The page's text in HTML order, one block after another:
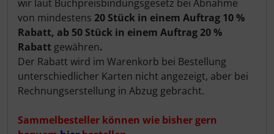
wir laut Buchpreisbindungsgesetz bei Abnahme
von mindestens 20 Stück in einem Auftrag 10 %
Rabatt, ab 50 Stück in einem Auftrag 20 %
Rabatt gewähren.
Der Rabatt wird im Warenkorb bei Bestellung
unterschiedlicher Karten nicht angezeigt, aber bei
Rechnungserstellung in Abzug gebracht.
Sammelbesteller können wie bisher gern